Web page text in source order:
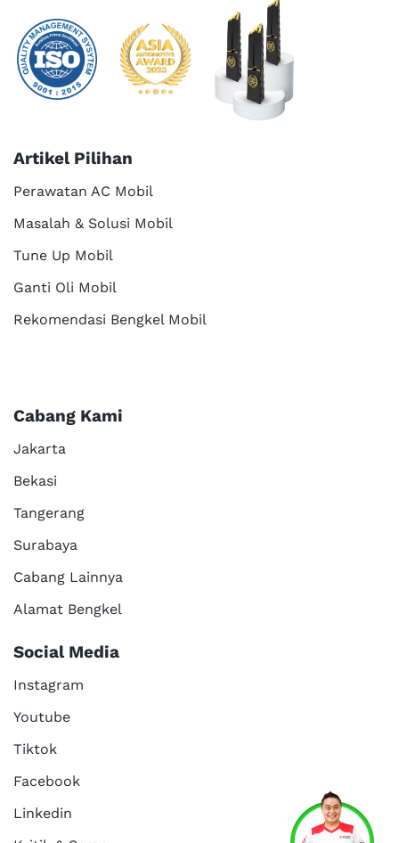
Services About Us
Artikel Pilihan
Perawatan AC Mobil
Masalah & Solusi Mobil
Tune Up Mobil
Ganti Oli Mobil
Rekomendasi Bengkel Mobil
Cabang Kami
Jakarta
Bekasi
Tangerang
Surabaya
Cabang Lainnya
Alamat Bengkel
Social Media
Instagram
Youtube
Tiktok
Facebook
Linkedin